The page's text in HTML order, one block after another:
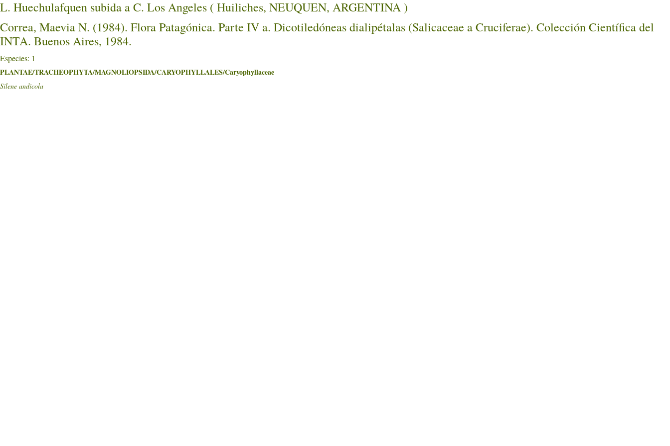
L. Huechulafquen subida a C. Los Angeles ( Huiliches, NEUQUEN, ARGENTINA )
Correa, Maevia N. (1984). Flora Patagónica. Parte IV a. Dicotiledóneas dialipétalas (Salicaceae a Cruciferae). Colección Científica del
INTA. Buenos Aires, 1984.
Especies: 1
PLANTAE/TRACHEOPHYTA/MAGNOLIOPSIDA/CARYOPHYLLALES/Caryophyllaceae
Silene andicola